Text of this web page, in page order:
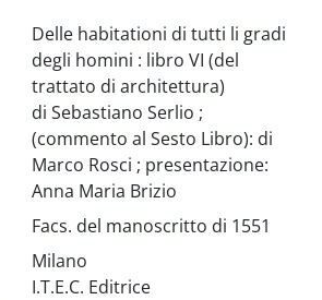
Delle habitationi di tutti li gradi
degli homini : libro VI (del
trattato di architettura)
di Sebastiano Serlio ;
(commento al Sesto Libro): di
Marco Rosci ; presentazione:
Anna Maria Brizio
Facs. del manoscritto di 1551
Milano
I.T.E.C. Editrice